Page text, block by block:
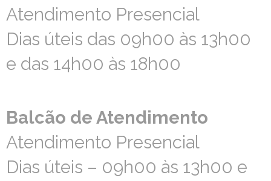
Atendimento Presencial
Dias úteis das 09h00 às 13h00
e das 14h00 às 18h00
Atendimento Presencial
Dias úteis das 09h00 às 13h00
e das 14h00 às 18h00
Balcão de Atendimento
Atendimento Presencial
Dias úteis – 09h00 às 13h00 e
Balcão de Atendimento
Atendimento Presencial
Dias úteis – 09h00 às 13h00 e